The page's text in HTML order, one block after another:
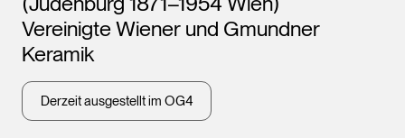
Vereinigte Wiener und Gmundner
Keramik
Derzeit ausgestellt im OG4